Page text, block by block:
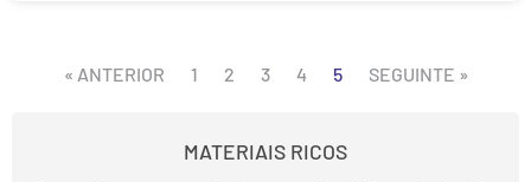
« ANTERIOR 1 2 3 4 5 SEGUINTE »
MATERIAIS RICOS